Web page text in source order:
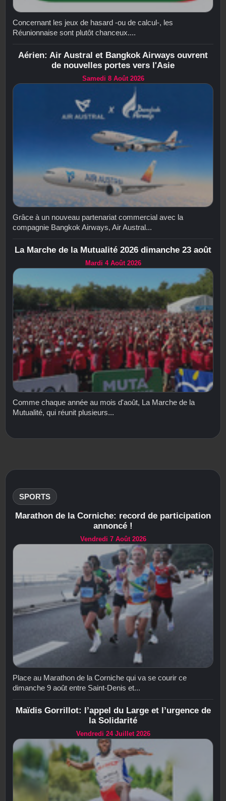
Concernant les jeux de hasard -ou de calcul-, les
Réunionnaise sont plutôt chanceux....
Aérien: Air Austral et Bangkok Airways ouvrent
de nouvelles portes vers l'Asie
Samedi 8 Août 2026
Grâce à un nouveau partenariat commercial avec la
compagnie Bangkok Airways, Air Austral...
La Marche de la Mutualité 2026 dimanche 23 août
Mardi 4 Août 2026
Comme chaque année au mois d'août, La Marche de la
Mutualité, qui réunit plusieurs...
SPORTS
Marathon de la Corniche: record de participation
annoncé !
Vendredi 7 Août 2026
Place au Marathon de la Corniche qui va se courir ce
dimanche 9 août entre Saint-Denis et...
Maïdis Gorrillot: l’appel du Large et l’urgence de
la Solidarité
Vendredi 24 Juillet 2026